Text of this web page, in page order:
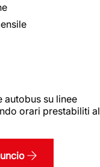
autobus su linee
orari prestabiliti al